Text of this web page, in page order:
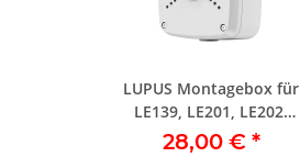
LUPUS Montagebox für
LE139, LE201, LE202,
LE221, LE232
28,00 € *